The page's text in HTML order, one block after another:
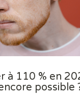
à 110 % en
possible